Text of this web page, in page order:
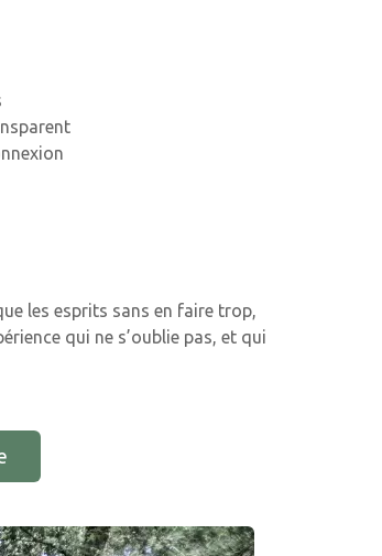
les esprits sans en faire trop,
qui ne s’oublie pas, et qui